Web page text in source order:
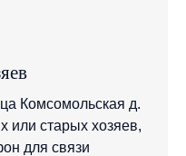
Комсомольская д.
или старых хозяев,
для связи